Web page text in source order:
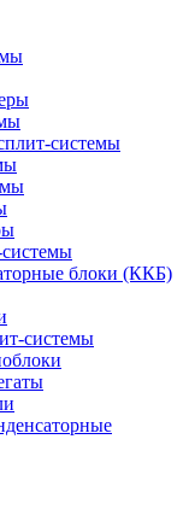
системы
блоки (ККБ)
системы